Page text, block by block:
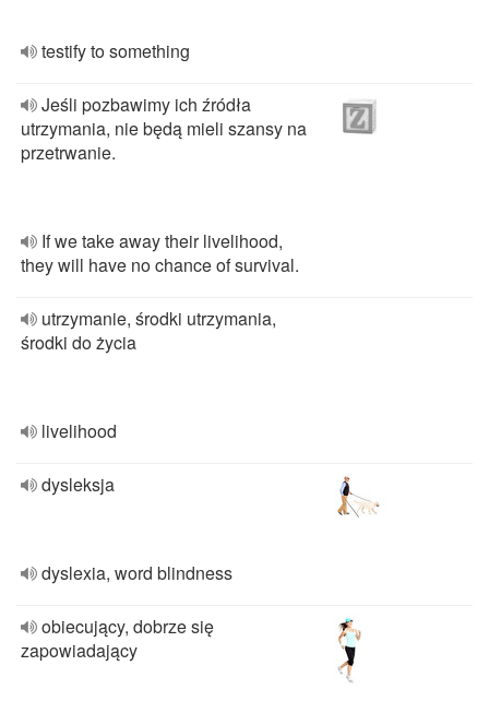
testify to something
Jeśli pozbawimy ich źródła
utrzymania, nie będą mieli szansy na
przetrwanie.
If we take away their livelihood,
they will have no chance of survival.
utrzymanie, środki utrzymania,
środki do życia
livelihood
dysleksja
dyslexia, word blindness
obiecujący, dobrze się
zapowiadający